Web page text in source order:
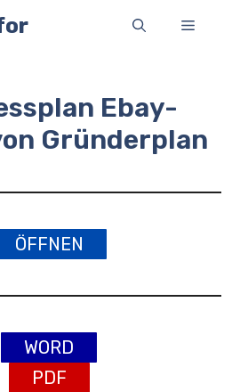
Menü
Ebay-
Gründerplan
ÖFFNEN
WORD
PDF